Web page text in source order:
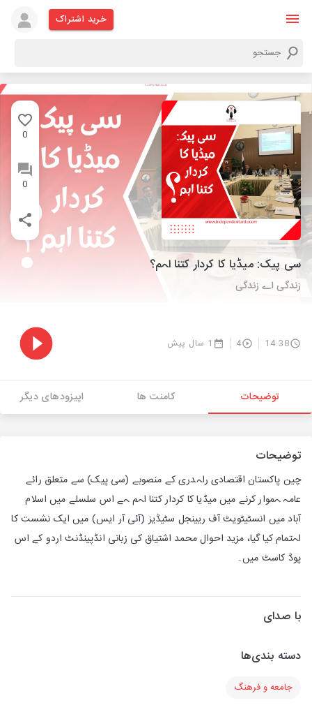
خرید اشتراک
0
0
سی پیک: میڈیا کا کردار کتنا اہم؟
زندگی اے زندگی
14:38
4 1 سال پیش
توضیحات کامنت ها اپیزودهای دیگر
توضیحات
چین پاکستان اقتصادی راہدری کے منصوبے (سی پیک) سے متعلق رائے
عامہ ہموار کرنے میں میڈیا کا کردار کتنا اہم ہے اس سلسلے میں اسلام
آباد میں انسٹیٹویٹ آف ریینجل سٹیڈیز (آئی آر ایس) میں ایک نشست کا
اہتمام کیا گیا، مزید احوال محمد اشتیاق کی زبانی انڈپینڈنٹ اردو کے اس
پوڈ کاسٹ میں۔
با صدای
دسته بندی‌ها
جامعه و فرهنگ